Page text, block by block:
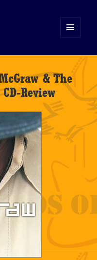
WIDGETS
& The
Review